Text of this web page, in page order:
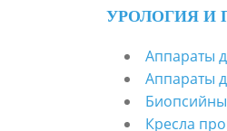
УРОЛОГИЯ И
Аппараты
Аппараты
Кресла